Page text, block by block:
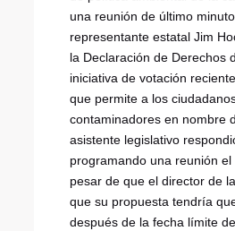
una reunión de último
representante estatal Jim
la Declaración de Derechos
iniciativa de votación
que permite a los
contaminadores en nombre
asistente legislativo
programando una reunión el
pesar de que el director de
que su propuesta tendría
después de la fecha límite